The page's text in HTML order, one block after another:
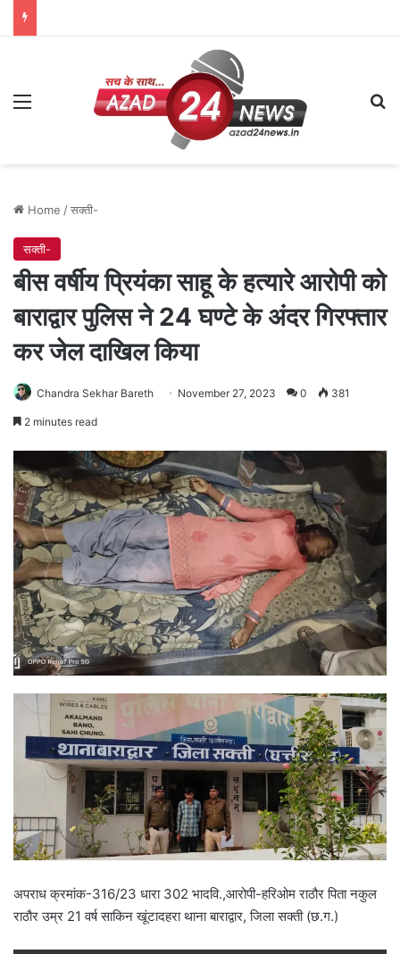
Menu
Home /सक्ती-
सक्ती-
बीस वर्षीय प्रियंका साहू के हत्यारे आरोपी को
बाराद्वार पुलिस ने 24 घण्टे के अंदर गिरफ्तार
कर जेल दाखिल किया
Chandra Sekhar Bareth November 27, 2023 0 381
2 minutes read
अपराध क्रमांक-316/23 धारा 302 भादवि.,आरोपी-हरिओम राठौर पिता नकुल
राठौर उम्र 21 वर्ष साकिन खूंटादहरा थाना बाराद्वार, जिला सक्ती (छ.ग.)